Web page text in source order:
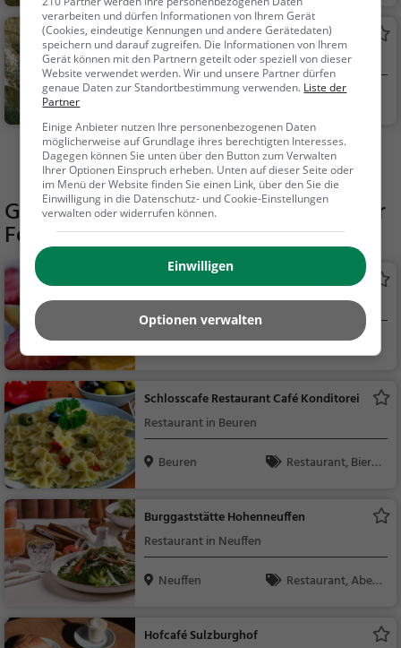
r
Veronikahöhle
Höhle in Lenningen
Familie & Kinder,
Natur, Sehenswürdig
keit
Mehr Aktivitäten in Beuren finden
Gaststätten in der Nähe vonBeurener
Fels
Eiscafe Dolce Vita
Eiscafé / Eisdiele in Beuren
Beuren
Eiscafé / Eisdiele,
Schlosscafe Restaurant Café Konditorei
Restaurant in Beuren
Beuren
Restaurant, Bierg
Eisdiele, Abendessen,
Mittagessen, Bier, Sn
affee / Kuchen, Frühs
aren, Eisdiele, Pizza, It
Burggaststätte Hohenneuffen
Restaurant in Neuffen
Neuffen
Restaurant, Aben
Hofcafé Sulzburghof
verarbeiten und dürfen Informationen von Ihrem Gerät
(Cookies, eindeutige Kennungen und andere Gerätedaten)
speichern und darauf zugreifen. Die Informationen von Ihrem
Gerät können mit den Partnern geteilt oder speziell von dieser
Website verwendet werden. Wir und unsere Partner dürfen
genaue Daten zur Standortbestimmung verwenden. Liste der
Partner
Einige Anbieter nutzen Ihre personenbezogenen Daten
möglicherweise auf Grundlage ihres berechtigten Interesses.
Dagegen können Sie unten über den Button zum Verwalten
Ihrer Optionen Einspruch erheben. Unten auf dieser Seite oder
im Menü der Website finden Sie einen Link, über den Sie die
Einwilligung in die Datenschutz- und Cookie-Einstellungen
verwalten oder widerrufen können.
Einwilligen
Optionen verwalten